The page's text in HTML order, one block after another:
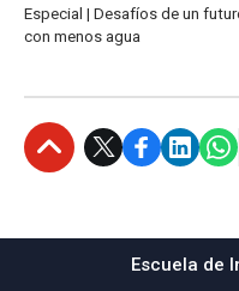
Especial | Desafíos de un
con menos agua
Escuela de